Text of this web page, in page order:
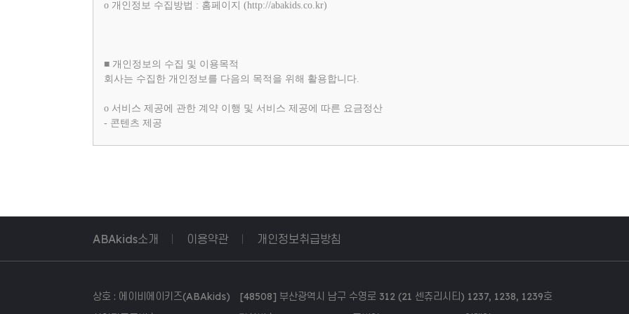
ο 개인정보 수집방법 : 홈페이지 (http://abakids.co.kr)
■ 개인정보의 수집 및 이용목적
회사는 수집한 개인정보를 다음의 목적을 위해 활용합니다.
ο 서비스 제공에 관한 계약 이행 및 서비스 제공에 따른 요금정산
- 콘텐츠 제공
회사는 개인정보 수집 및 이용목적이 달성된 후에는 예외 없이 해당 정보를 지체 없이 파기합니다.
■ 개인정보의 파기절차 및 방법
ABAkids소개 이용약관 개인정보취급방침
상호 : 에이비에이키즈(ABAkids) [48508] 부산광역시 남구 수영로 312 (21 센츄리시티) 1237, 1238, 1239호